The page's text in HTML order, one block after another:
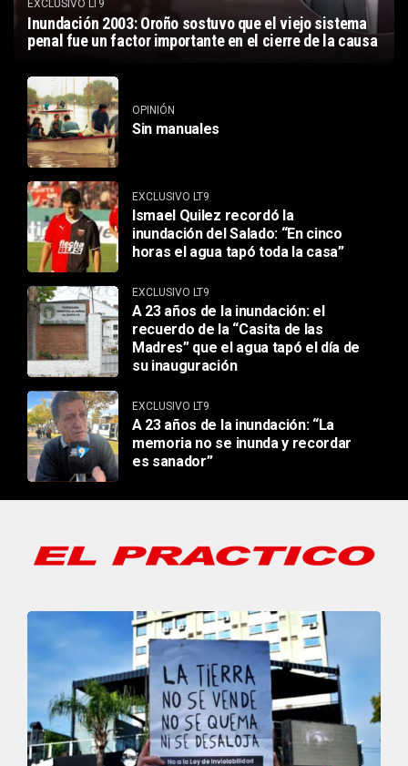
EXCLUSIVO LT9
Inundación 2003: Oroño sostuvo que el viejo sistema
penal fue un factor importante en el cierre de la causa
OPINIÓN
Sin manuales
EXCLUSIVO LT9
Ismael Quilez recordó la
inundación del Salado: “En cinco
horas el agua tapó toda la casa”
EXCLUSIVO LT9
A 23 años de la inundación: el
recuerdo de la “Casita de las
Madres” que el agua tapó el día de
su inauguración
EXCLUSIVO LT9
A 23 años de la inundación: “La
memoria no se inunda y recordar
es sanador”